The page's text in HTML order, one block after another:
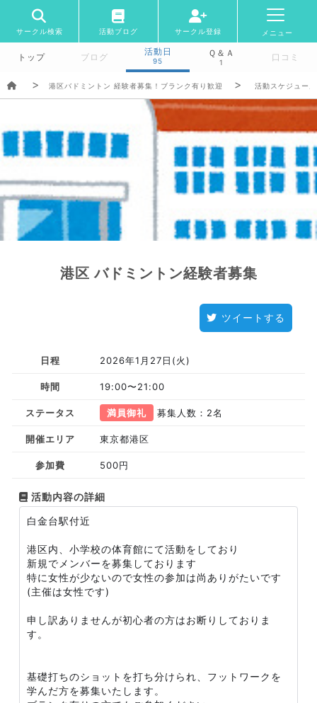
サークル検索 活動ブログ サークル登録 メニュー
トップ ブログ
活動日
95
Ｑ＆Ａ
1 口コミ
港区バドミントン 経験者募集！ブランク有り歓迎 活動スケジュール
港区 バドミントン経験者募集
ツイートする
日程 2026年1月27日(火)
時間 19:00〜21:00
ステータス 満員御礼 募集人数：2名
開催エリア 東京都港区
参加費 500円
活動内容の詳細
白金台駅付近
港区内、小学校の体育館にて活動をしており
新規でメンバーを募集しております
特に女性が少ないので女性の参加は尚ありがたいです
(主催は女性です)
申し訳ありませんが初心者の方はお断りしておりま
す。
基礎打ちのショットを打ち分けられ、フットワークを
学んだ方を募集いたします。